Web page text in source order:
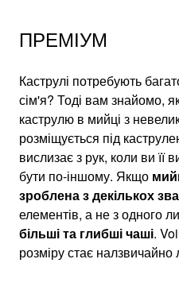
ПРЕМІУМ
Каструлі потребують
сім'я? Тоді вам знайомо,
каструлю в мийці з
розміщується під
вислизає з рук, коли ви
бути по-іншому. Якщо
зроблена з декількох
елементів, а не з одного
більші та глибші чаші.
розміру стає